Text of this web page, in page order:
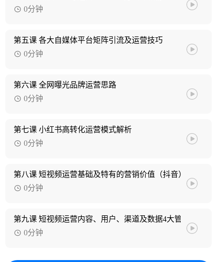
0分钟
第五课 各大自媒体平台矩阵引流及运营技巧
0分钟
第六课 全网曝光品牌运营思路
0分钟
第七课 小红书高转化运营模式解析
0分钟
第八课 短视频运营基础及特有的营销价值（抖音）
0分钟
第九课 短视频运营内容、用户、渠道及数据4大管理模式全
0分钟